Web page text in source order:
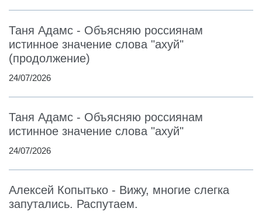
Таня Адамс - Объясняю россиянам
истинное значение слова "ахуй"
(продолжение)
24/07/2026
Таня Адамс - Объясняю россиянам
истинное значение слова "ахуй"
24/07/2026
Алексей Копытько - Вижу, многие слегка
запутались. Распутаем.